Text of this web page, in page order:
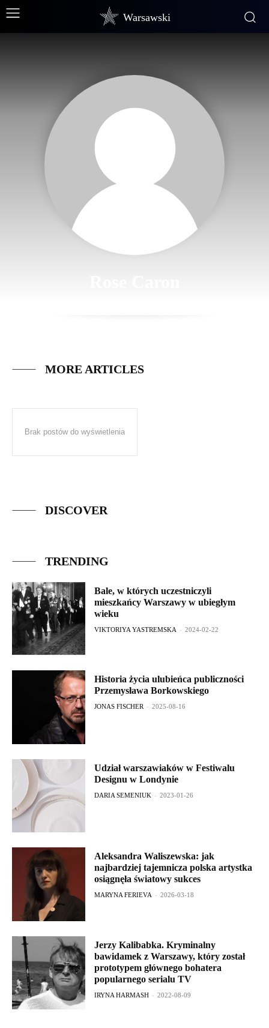
Warsawski
MORE ARTICLES
Brak postów do wyświetlenia
DISCOVER
TRENDING
Bale, w których uczestniczyli
mieszkańcy Warszawy w ubiegłym
wieku
VIKTORIYA YASTREMSKA - 2024-02-22
Historia życia ulubieńca publiczności
Przemysława Borkowskiego
JONAS FISCHER - 2025-08-16
Udział warszawiaków w Festiwalu
Designu w Londynie
DARIA SEMENIUK - 2023-01-26
Aleksandra Waliszewska: jak
najbardziej tajemnicza polska artystka
osiągnęła światowy sukces
MARYNA FERIEVA - 2026-03-18
Jerzy Kalibabka. Kryminalny
bawidamek z Warszawy, który został
prototypem głównego bohatera
popularnego serialu TV
IRYNA HARMASH - 2022-08-09